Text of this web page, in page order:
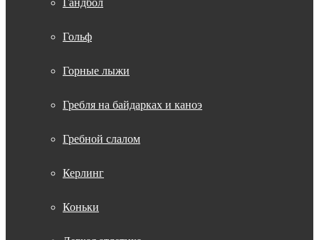
Гандбол
Гольф
Горные лыжи
Гребля на байдарках и каноэ
Гребной слалом
Керлинг
Коньки